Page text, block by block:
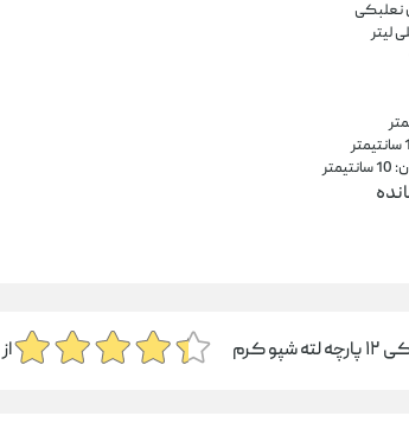
نعلبکی
کرم از